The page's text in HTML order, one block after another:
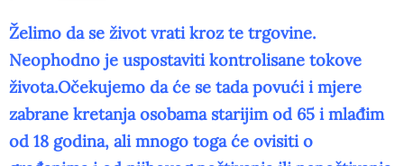
Želimo da se život vrati kroz te trgovine.
Neophodno je uspostaviti kontrolisane tokove
života.Očekujemo da će se tada povući i mjere
zabrane kretanja osobama starijim od 65 i mlađim
od 18 godina, ali mnogo toga će ovisiti o